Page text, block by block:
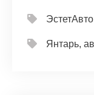
Янтарь,